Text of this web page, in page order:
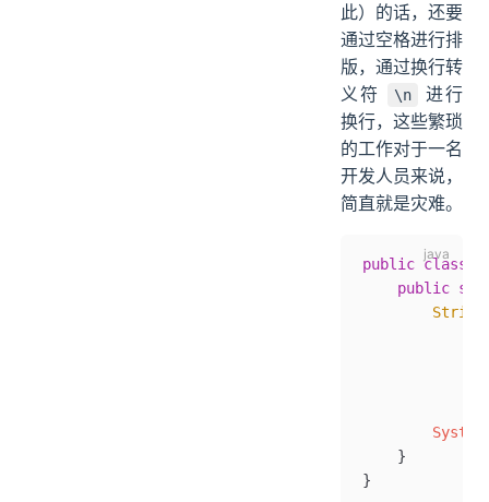
此）的话，还要
通过空格进行排
版，通过换行转
义符
\n
进行
换行，这些繁琐
的工作对于一名
开发人员来说，
简直就是灾难。
public class
    public
        String
        System
    }
}